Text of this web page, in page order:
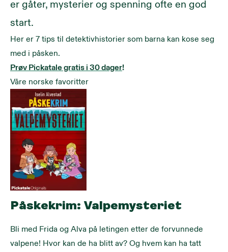
er gåter, mysterier og spenning ofte en god
start.
Her er 7 tips til detektivhistorier som barna kan kose seg
med i påsken.
Prøv Pickatale gratis i 30 dager!
Våre norske favoritter
Påskekrim: Valpemysteriet
Bli med Frida og Alva på letingen etter de forvunnede
valpene! Hvor kan de ha blitt av? Og hvem kan ha tatt